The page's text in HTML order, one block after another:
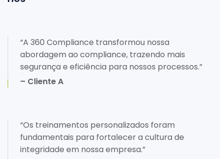
“A 360 Compliance transformou nossa
abordagem ao compliance, trazendo mais
segurança e eficiência para nossos processos.”
– Cliente A
“Os treinamentos personalizados foram
fundamentais para fortalecer a cultura de
integridade em nossa empresa.”